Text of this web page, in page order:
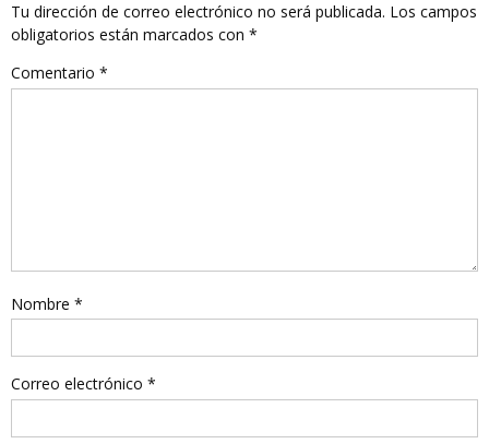
Tu dirección de correo electrónico no será publicada. Los campos
obligatorios están marcados con *
Comentario *
Nombre *
Correo electrónico *